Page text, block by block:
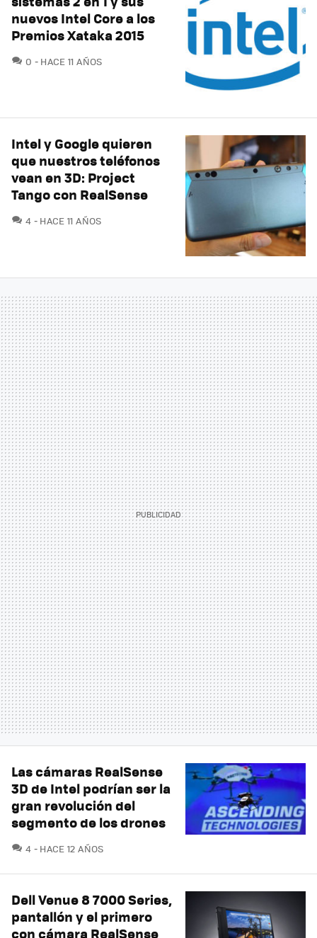
nuevos Intel Core a los
Premios Xataka 2015
0 COMENTARIOS
HACE 11 AÑOS
Intel y Google quieren
que nuestros teléfonos
vean en 3D: Project
Tango con RealSense
4 COMENTARIOS
HACE 11 AÑOS
Las cámaras RealSense
3D de Intel podrían ser la
gran revolución del
segmento de los drones
4 COMENTARIOS
HACE 12 AÑOS
Dell Venue 8 7000 Series,
pantallón y el primero
con cámara RealSense